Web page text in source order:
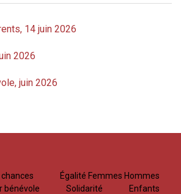
14 juin 2026
2026
juin 2026
Égalité Femmes Hommes
bénévole
Solidarité Enfants